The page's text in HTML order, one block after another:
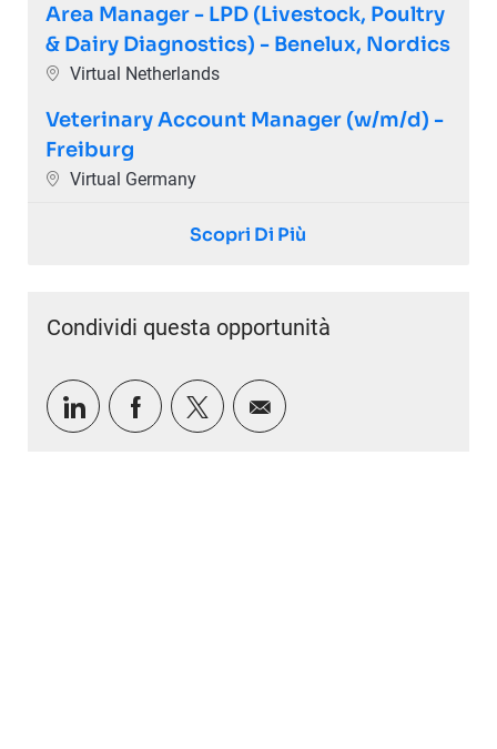
Area Manager - LPD (Livestock, Poultry
& Dairy Diagnostics) - Benelux, Nordics
Ubicazione
Virtual Netherlands
Veterinary Account Manager (w/m/d) -
Freiburg
Ubicazione
Virtual Germany
Scopri Di Più
Condividi questa opportunità
Condividi tramite LinkedIn
Condividi tramite Facebook
Condividi via twitter
Condividi via e-mail